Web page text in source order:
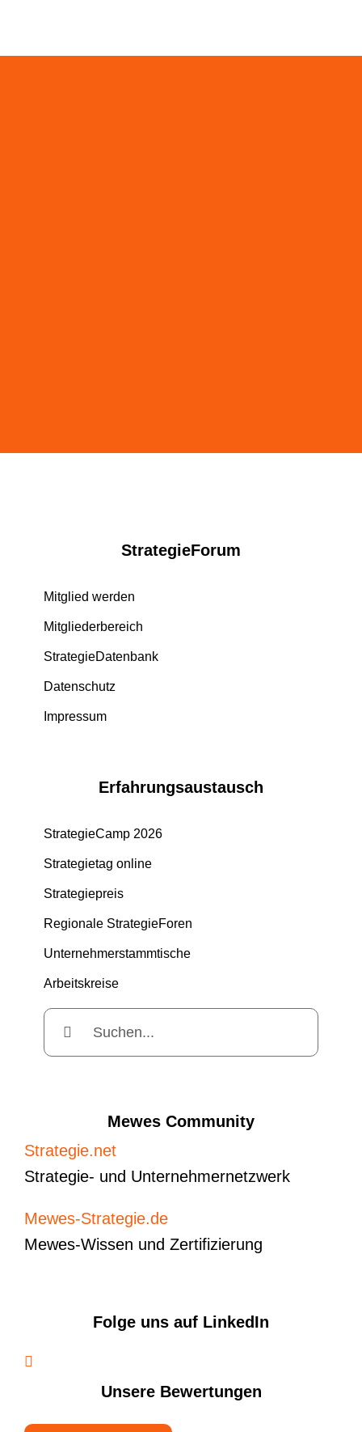
StrategieForum
Mitglied werden
Mitgliederbereich
StrategieDatenbank
Datenschutz
Impressum
Erfahrungsaustausch
StrategieCamp 2026
Strategietag online
Strategiepreis
Regionale StrategieForen
Unternehmerstammtische
Arbeitskreise
Suche
nach:
Mewes Community
Strategie.net
Strategie- und Unternehmernetzwerk
Mewes-Strategie.de
Mewes-Wissen und Zertifizierung
Folge uns auf LinkedIn
Unsere Bewertungen